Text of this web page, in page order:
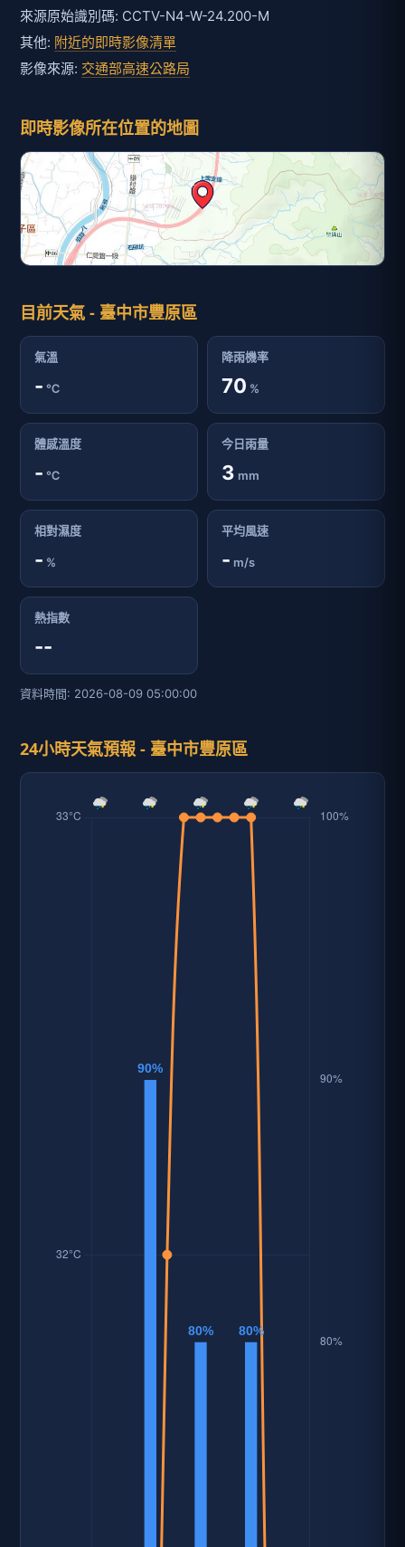
來源原始識別碼: CCTV-N4-W-24.200-M
其他: 附近的即時影像清單
影像來源: 交通部高速公路局
即時影像所在位置的地圖
目前天氣 - 臺中市豐原區
氣溫
- ℃
降雨機率
70 %
體感溫度
- ℃
今日雨量
3 mm
相對濕度
- %
平均風速
- m/s
熱指數
--
資料時間: 2026-08-09 05:00:00
24小時天氣預報 - 臺中市豐原區